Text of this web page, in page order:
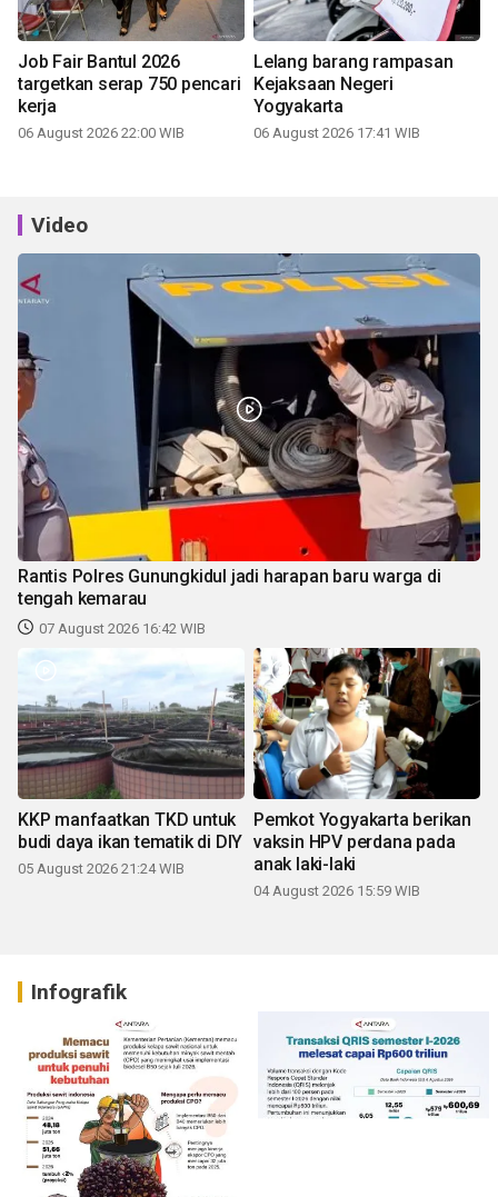
Job Fair Bantul 2026
targetkan serap 750 pencari
kerja
06 August 2026 22:00 WIB
Lelang barang rampasan
Kejaksaan Negeri
Yogyakarta
06 August 2026 17:41 WIB
Video
Rantis Polres Gunungkidul jadi harapan baru warga di
tengah kemarau
07 August 2026 16:42 WIB
KKP manfaatkan TKD untuk
budi daya ikan tematik di DIY
05 August 2026 21:24 WIB
Pemkot Yogyakarta berikan
vaksin HPV perdana pada
anak laki-laki
04 August 2026 15:59 WIB
Infografik